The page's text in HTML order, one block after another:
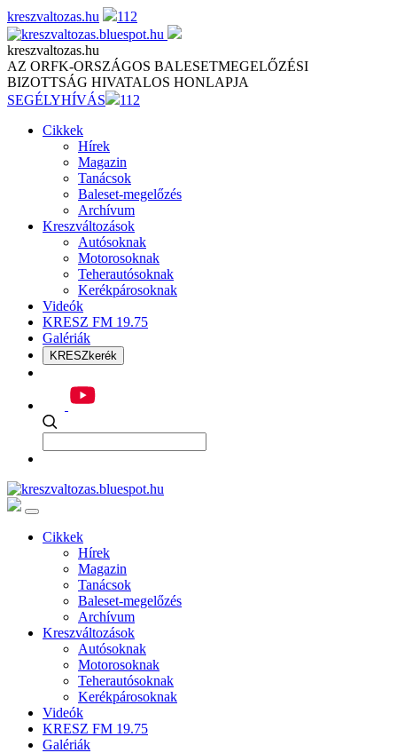
Skip
to
content
kreszvaltozas.hu 112
kreszvaltozas.hu
AZ ORFK-ORSZÁGOS BALESETMEGELŐZÉSI
BIZOTTSÁG HIVATALOS HONLAPJA
SEGÉLYHÍVÁS
112
Cikkek
Hírek
Magazin
Tanácsok
Baleset-megelőzés
Archívum
Kreszváltozások
Autósoknak
Motorosoknak
Teherautósoknak
Kerékpárosoknak
Videók
KRESZ FM 19.75
Galériák
KRESZkerék
Cikkek
Hírek
Magazin
Tanácsok
Baleset-megelőzés
Archívum
Kreszváltozások
Autósoknak
Motorosoknak
Teherautósoknak
Kerékpárosoknak
Videók
KRESZ FM 19.75
Galériák